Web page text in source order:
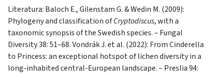
Literatura: Baloch E., Gilenstam G. & Wedin M. (2009):
Phylogeny and classification ofCryptodiscus, with a
taxonomic synopsis of the Swedish species. – Fungal
Diversity 38: 51–68. Vondrák J. et al. (2022): From Cinderella
to Princess: an exceptional hotspot of lichen diversity in a
long-inhabited central-European landscape. – Preslia 94: